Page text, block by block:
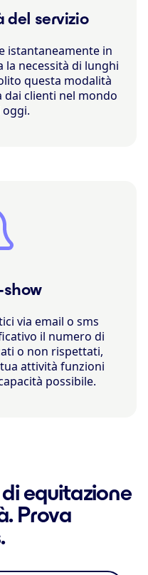
del servizio
istantaneamente in
necessità di lunghi
questa modalità
dai clienti nel mondo
show
via email o sms
il numero di
o non rispettati,
attività funzioni
possibile.
equitazione
Prova